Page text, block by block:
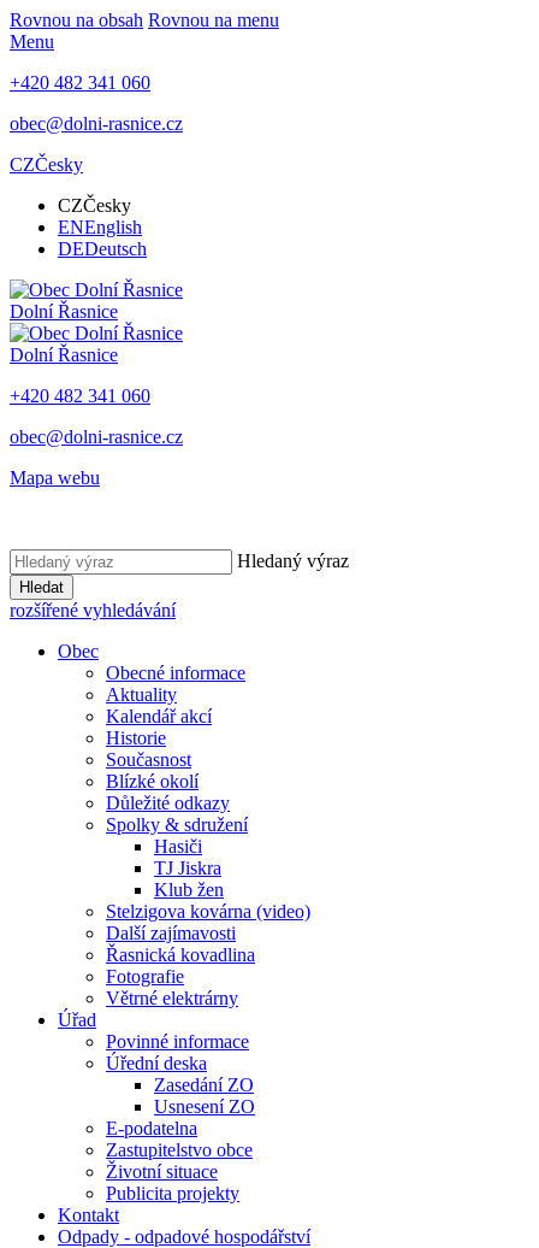
Rovnou na obsah Rovnou na menu
Menu
+420 482 341 060
obec@dolni-rasnice.cz
CZČesky
CZČesky
ENEnglish
DEDeutsch
Dolní Řasnice
Dolní Řasnice
+420 482 341 060
obec@dolni-rasnice.cz
Mapa webu
Hledaný výraz
Hledat
rozšířené vyhledávání
Obec
Obecné informace
Aktuality
Kalendář akcí
Historie
Současnost
Blízké okolí
Důležité odkazy
Spolky & sdružení
Hasiči
TJ Jiskra
Klub žen
Stelzigova kovárna (video)
Další zajímavosti
Řasnická kovadlina
Fotografie
Větrné elektrárny
Úřad
Povinné informace
Úřední deska
Zasedání ZO
Usnesení ZO
E-podatelna
Zastupitelstvo obce
Životní situace
Publicita projekty
Kontakt
Odpady - odpadové hospodářství